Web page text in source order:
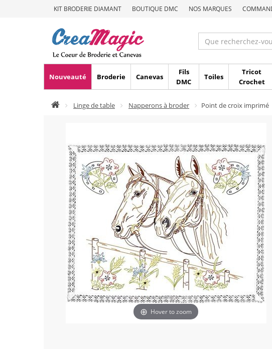
KIT BRODERIE DIAMANT BOUTIQUE DMC NOS MARQUES
Nouveauté Broderie Canevas
Fils
DMC
Toiles
Tricot
Crochet
Linge de table Napperons à broder Point de croix imprimé
Hover to zoom